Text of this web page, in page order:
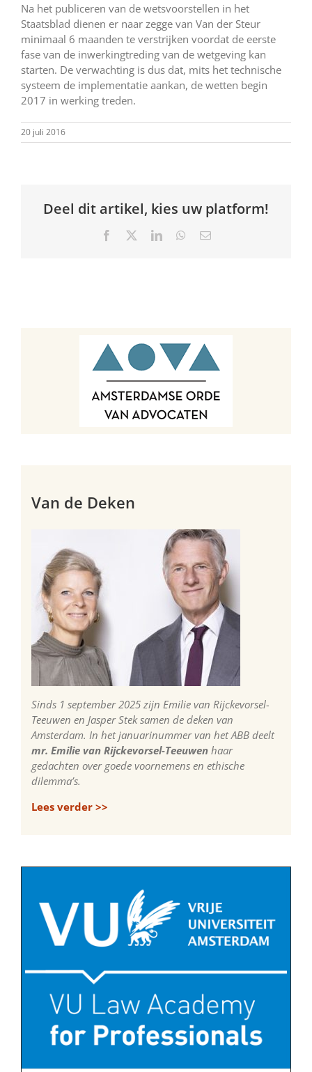
Na het publiceren van de wetsvoorstellen in het
Staatsblad dienen er naar zegge van Van der Steur
minimaal 6 maanden te verstrijken voordat de eerste
fase van de inwerkingtreding van de wetgeving kan
starten. De verwachting is dus dat, mits het technische
systeem de implementatie aankan, de wetten begin
2017 in werking treden.
20 juli 2016
Deel dit artikel, kies uw platform!
Facebook LinkedInWhatsApp
E-
Van de Deken
Sinds 1 september 2025 zijn Emilie van Rijckevorsel-
Teeuwen en Jasper Stek samen de deken van
Amsterdam. In het januarinummer van het ABB deelt
mr. Emilie van Rijckevorsel-Teeuwen haar
gedachten over goede voornemens en ethische
dilemma’s.
Lees verder >>